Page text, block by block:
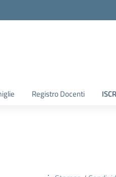
Registro Docenti